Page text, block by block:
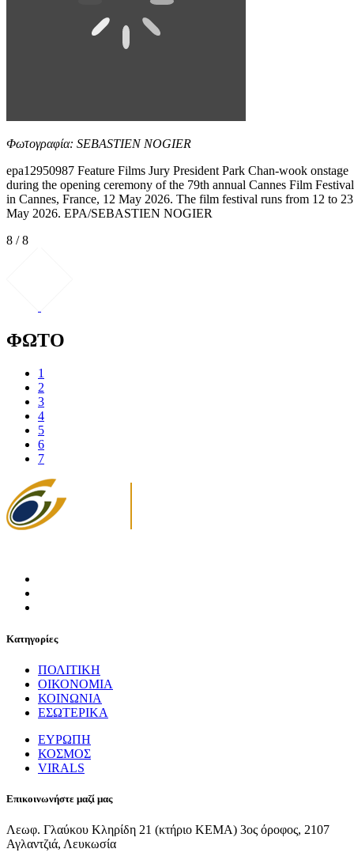
Φωτογραφία: SEBASTIEN NOGIER
epa12950987 Feature Films Jury President Park Chan-wook onstage
during the opening ceremony of the 79th annual Cannes Film
in Cannes, France, 12 May 2026. The film festival runs from 12 to 23
May 2026. EPA/SEBASTIEN NOGIER
8 / 8
ΦΩΤΟ
1
2
3
4
5
6
7
Κατηγορίες
ΠΟΛΙΤΙΚΗ
ΟΙΚΟΝΟΜΙΑ
ΚΟΙΝΩΝΙΑ
ΕΣΩΤΕΡΙΚΑ
ΕΥΡΩΠΗ
ΚΟΣΜΟΣ
VIRALS
Επικοινωνήστε μαζί μας
Λεωφ. Γλαύκου Κληρίδη 21 (κτήριο ΚΕΜΑ) 3ος όροφος, 2107
Αγλαντζιά, Λευκωσία